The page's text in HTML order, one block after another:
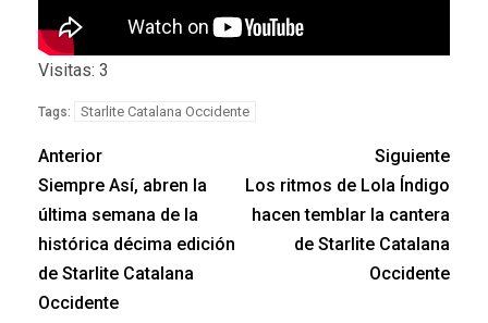
Visitas: 3
Tags: Starlite Catalana Occidente
Anterior
Siempre Así, abren la
última semana de la
histórica décima edición
de Starlite Catalana
Occidente
Siguiente
Los ritmos de Lola Índigo
hacen temblar la cantera
de Starlite Catalana
Occidente